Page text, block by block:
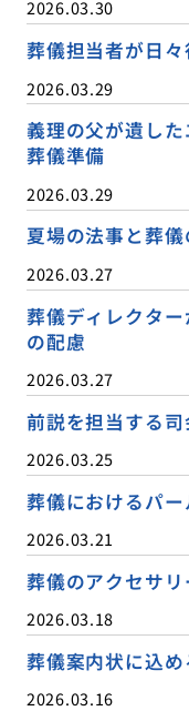
2026.03.30
葬儀担当者が日
2026.03.29
義理の父が遺し
葬儀準備
2026.03.29
夏場の法事と葬
2026.03.27
葬儀ディレクタ
の配慮
2026.03.27
前説を担当する
2026.03.25
葬儀におけるパ
2026.03.21
葬儀のアクセサ
2026.03.18
葬儀案内状に込
2026.03.16